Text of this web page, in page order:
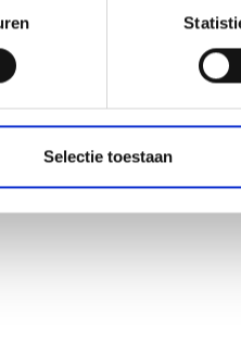
Selectie toestaan
fils B)